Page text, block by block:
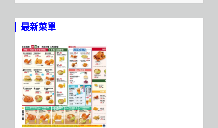
最新菜單